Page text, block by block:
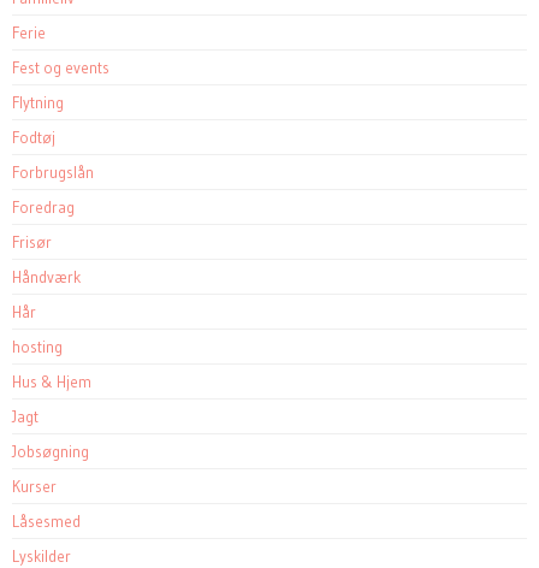
Ferie
Fest og events
Flytning
Fodtøj
Forbrugslån
Foredrag
Frisør
Håndværk
Hår
hosting
Hus & Hjem
Jagt
Jobsøgning
Kurser
Låsesmed
Lyskilder